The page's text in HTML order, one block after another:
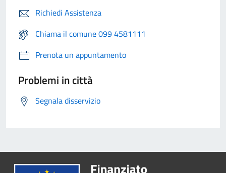
Richiedi Assistenza
Chiama il comune 099 4581111
Prenota un appuntamento
Problemi in città
Segnala disservizio